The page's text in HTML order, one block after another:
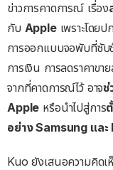
ข่าวการคาดการณ์ เรื่อง
กับ Appleเพราะโดย
การออกแบบจอพับที่ซับ
การเงิน การลดราคา
จากที่คาดการณ์ไว้ อาจช่
Apple หรือนำไปสู่การ
อย่าง Samsung แล
Kuo ยังเสนอความคิด